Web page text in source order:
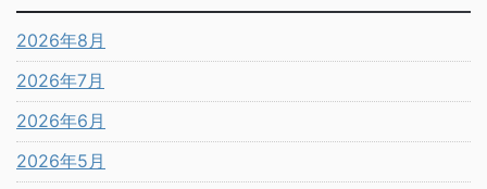
2026年8月
2026年7月
2026年6月
2026年5月